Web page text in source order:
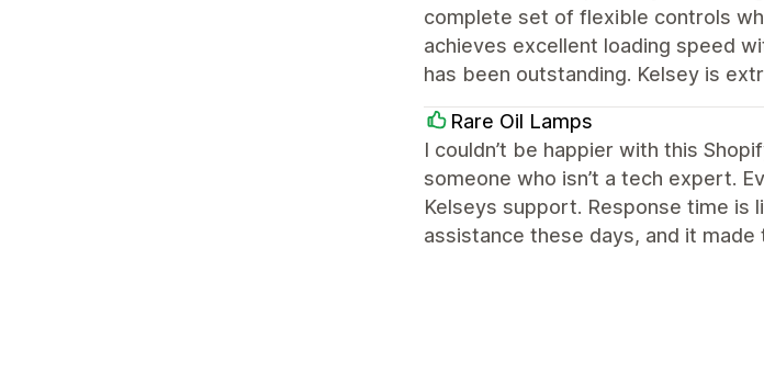
complete set of flexible controls
achieves excellent loading speed
has been outstanding. Kelsey is
Rare Oil Lamps
I couldn’t be happier with this
someone who isn’t a tech expert.
Kelseys support. Response time is
assistance these days, and it